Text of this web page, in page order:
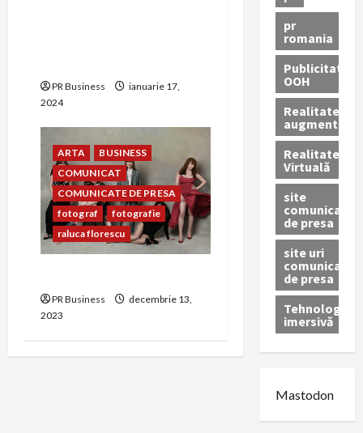
PR Business
ianuarie 17,
2024
ARTA
BUSINESS
COMUNICAT
COMUNICATE DE PRESA
fotograf
fotografie
raluca florescu
PR Business
decembrie 13,
2023
pr
romania
Publicitate
OOH
Realitatea
augmentată
Realitatea
Virtuală
site
comunicate
de presa
site uri
comunicate
de presa
Tehnologie
imersivă
Mastodon